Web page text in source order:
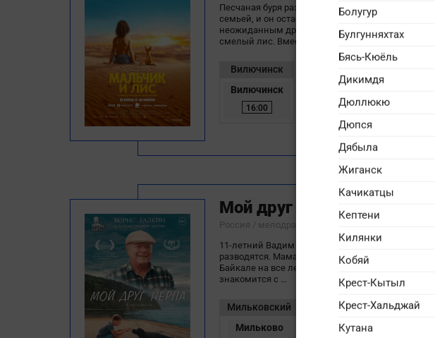
Песчаная буря разлучает маленького Хадару с
семьей, и он остается один в пустыне. Его
неожиданным другом становится быстрый и
смелый лис. Вместе они у…
Вилючинск
Вилючинск
16:00
Мой друг нерпа
Россия / мелодрама, семейный, приключения
11-летний Вадим замкнут и одинок, его родители
разводятся. Мама оставляет Вадима у дедушки на
Байкале на все лето. На берегу озера Вадим
знакомится с …
Мильковский
Мильково
Болугур
Булгунняхтах
Бясь-Кюёль
Дикимдя
Дюллюкю
Дюпся
Дябыла
Жиганск
Качикатцы
Кептени
Килянки
Кобяй
Крест-Кытыл
Крест-Хальджай
Кутана